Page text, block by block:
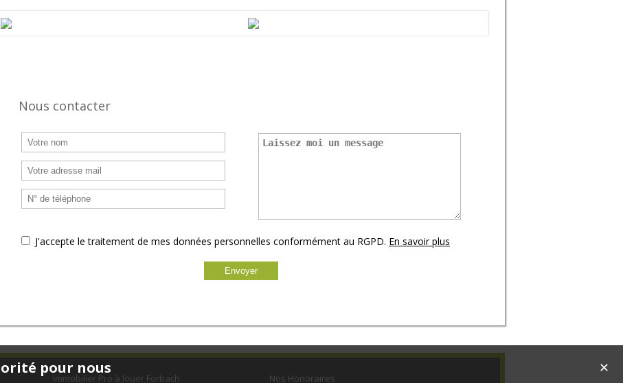
Nous contacter
J'accepte le traitement de mes données personnelles conformément au RGPD. En savoir plus
Immobilier Pro à louer Forbach Nos Honoraires
✕
pour nous